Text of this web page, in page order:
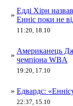
»
Едді Хірн
Енніс поки не
11:20, 18.10
»
Американець
чемпіона WBA
19:20, 17.10
» Едвардс:
22:37, 15.10